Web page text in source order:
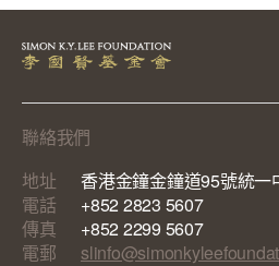
聯絡我們
地址
香港金鐘金鐘道95號統一
電話
+852 2823 5607
傳真
+852 2299 5607
電郵